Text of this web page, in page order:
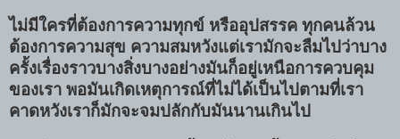
ไม่มีใครที่ต้องการความทุกข์ หรืออุปสรรค ทุกคนล้วน
ต้องการความสุข ความสมหวังแต่เรามักจะลืมไปว่าบาง
ครั้งเรื่องราวบางสิ่งบางอย่างมันก็อยู่เหนือการควบคุม
ของเรา พอมันเกิดเหตุการณ์ที่ไม่ได้เป็นไปตามที่เรา
คาดหวังเราก็มักจะจมปลักกับมันนานเกินไป